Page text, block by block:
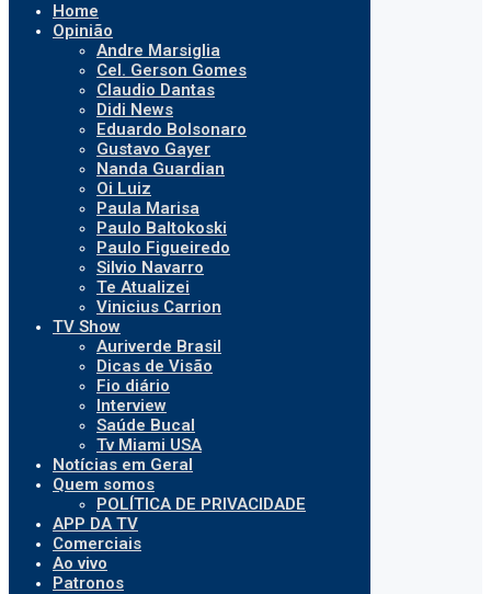
Home
Opinião
Andre Marsiglia
Cel. Gerson Gomes
Claudio Dantas
Didi News
Eduardo Bolsonaro
Gustavo Gayer
Nanda Guardian
Oi Luiz
Paula Marisa
Paulo Baltokoski
Paulo Figueiredo
Silvio Navarro
Te Atualizei
Vinicius Carrion
TV Show
Auriverde Brasil
Dicas de Visão
Fio diário
Interview
Saúde Bucal
Tv Miami USA
Notícias em Geral
Quem somos
POLÍTICA DE PRIVACIDADE
APP DA TV
Comerciais
Ao vivo
Patronos